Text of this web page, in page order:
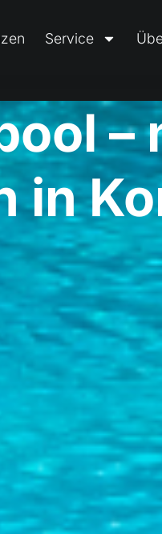
Service
–
in